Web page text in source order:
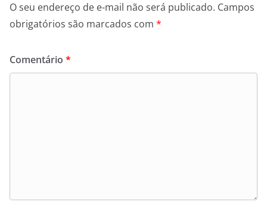
O seu endereço de e-mail não será publicado. Campos
obrigatórios são marcados com *
Comentário *